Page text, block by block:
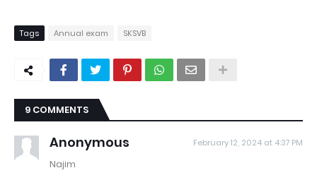
Tags Annual exam SKSVB
9 COMMENTS
Anonymous February 12, 2024 at 4:37 PM
Najim